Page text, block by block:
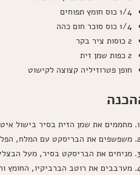
1/4 כוס חומץ תפוחים
1/4 כוס סוכר חום כהה
2 כוסות ציר בקר
2 כפות שמן זית
חופן פטרוזיליה קצוצה לקישוט
מחממים את שמן הזית בסיר בישול
משפשפים את הבריסקט עם המלח,
מניחים את הבריסקט בסיר, מעל
מערבבים את רוטב הברביקיו, החומץ